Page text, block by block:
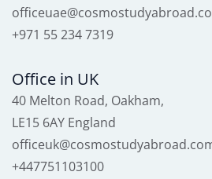
+971 55 234 7319
Office in UK
40 Melton Road, Oakham,
LE15 6AY England
+447751103100